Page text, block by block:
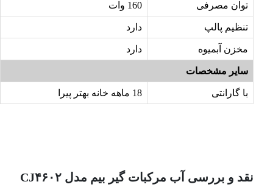
توان مصرفی 160 وات
تنظیم پالپ دارد
مخزن آبمیوه دارد
سایر مشخصات
با گارانتی 18 ماهه خانه بهتر پیرا
نقد و بررسی آب مرکبات گیر بیم مدل CJ۴۶۰۲